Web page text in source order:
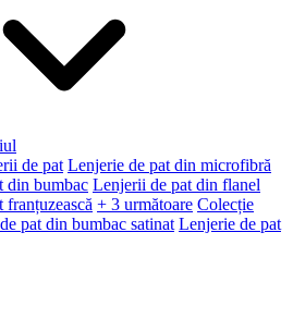
de pat Lenjerie de pat din microfibră
din bumbac Lenjerii de pat din flanel
franțuzească + 3 următoare Colecție
pat din bumbac satinat Lenjerie de pat